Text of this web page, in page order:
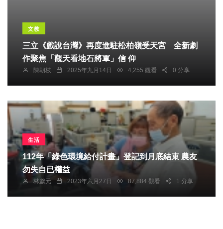
文教
三立《戲說台灣》再度進駐松柏嶺受天宮 全新劇
作聚焦「觀天看地石將軍」信 仰
陳朝枝 2025年九月14日 4,255 觀看 0 分享
生活
112年「綠色環境給付計畫」登記到月底結束 農友
勿失自已權益
林獻元 2023年六月27日 87,884 觀看 1 分享